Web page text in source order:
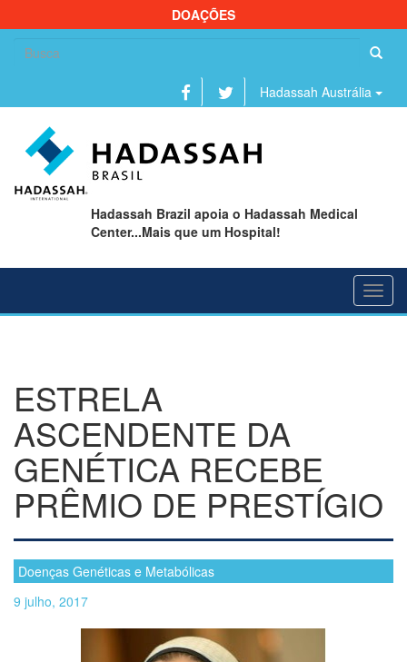
DOAÇÕES
Hadassah Austrália
Hadassah Brazil apoia o Hadassah Medical
Center...Mais que um Hospital!
ESTRELA
ASCENDENTE DA
GENÉTICA RECEBE
PRÊMIO DE PRESTÍGIO
Doenças Genéticas e Metabólicas
9 julho, 2017